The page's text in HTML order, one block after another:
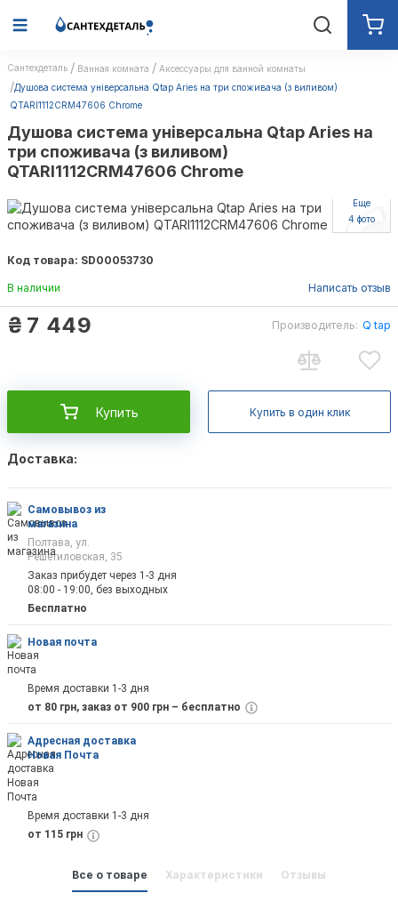
Сантехдеталь Ванная комната
Аксессуары для ванной комнаты
Душова система універсальна Qtap Aries на три споживача (з виливом)
QTARI1112CRM47606 Chrome
Душова система універсальна Qtap Aries на
три споживача (з виливом)
QTARI1112CRM47606 Chrome
Еще
4 фото
Код товара: SD00053730
В наличии Написать отзыв
₴ 7 449 Производитель: Q tap
Купить Купить в один клик
Доставка:
Самовывоз из
магазина
Полтава, ул.
Решетиловская, 35
Заказ прибудет через 1-3 дня
08:00 - 19:00, без выходных
Бесплатно
Новая почта
Время доставки 1-3 дня
от 80 грн, заказ от 900 грн – бесплатно
Адресная доставка
Новая Почта
Время доставки 1-3 дня
от 115 грн
Все о товаре Характеристики Отзывы